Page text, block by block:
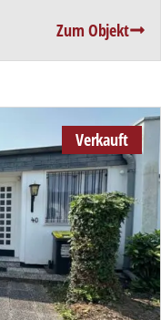
Zum Objekt
Verkauft